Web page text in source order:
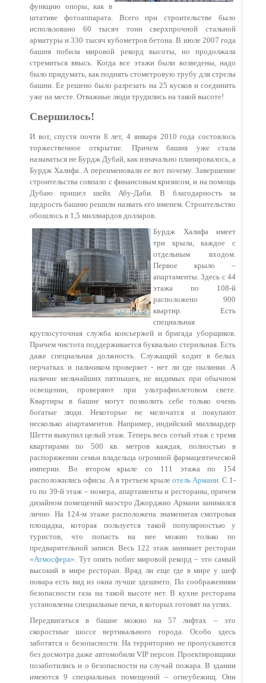
функцию опоры, как в
штативе фотоаппарата. Всего при строительстве было
использовано 60 тысяч тонн сверхпрочной стальной
арматуры и 330 тысяч кубометров бетона. В июле 2007 года
башня побила мировой рекорд высоты, но продолжала
стремиться ввысь. Когда все этажи были возведены, надо
было придумать, как поднять стометровую трубу для стрелы
башни. Ее решено было разрезать на 25 кусков и соединить
уже на месте. Отважные люди трудились на такой высоте!
Свершилось!
И вот, спустя почти 8 лет, 4 января 2010 года состоялось
торжественное открытие. Причем башня уже стала
называться не Бурдж Дубай, как изначально планировалось, а
Бурдж Халифа. А переименовали ее вот почему. Завершение
строительства совпало с финансовым кризисом, и на помощь
Дубаю пришел шейх Абу-Даби. В благодарность за
щедрость башню решили назвать его именем. Строительство
обошлось в 1,5 миллиардов долларов.
Бурдж Халифа имеет
три крыла, каждое с
отдельным входом.
Первое крыло –
апартаменты. Здесь с 44
этажа по 108-й
расположено 900
квартир. Есть
специальная
круглосуточная служба консьержей и бригада уборщиков.
Причем чистота поддерживается буквально стерильная. Есть
даже специальная должность. Служащий ходит в белых
перчатках и пальчиком проверяет - нет ли где пылинки. А
наличие мельчайших пятнышек, не видимых при обычном
освещении, проверяют при ультрафиолетовом свете.
Квартиры в башне могут позволить себе только очень
богатые люди. Некоторые не мелочатся и покупают
несколько апартаментов. Например, индийский миллиардер
Шетти выкупил целый этаж. Теперь весь сотый этаж с тремя
квартирами по 500 кв. метров каждая, полностью в
распоряжении семьи владельца огромной фармацевтической
империи. Во втором крыле со 111 этажа по 154
расположились офисы. А в третьем крыле отель Армани. С 1-
го по 39-й этаж – номера, апартаменты и рестораны, причем
дизайном помещений маэстро Джорджио Армани занимался
лично. На 124-м этаже расположена знаменитая смотровая
площадка, которая пользуется такой популярностью у
туристов, что попасть на нее можно только по
предварительной записи. Весь 122 этаж занимает ресторан
«Атмосфера». Тут опять побит мировой рекорд – это самый
высокий в мире ресторан. Вряд ли еще где в мире у шеф
повара есть вид из окна лучше здешнего. По соображениям
безопасности газа на такой высоте нет. В кухне ресторана
установлены специальные печи, в которых готовят на углях.
Передвигаться в башне можно на 57 лифтах – это
скоростные шоссе вертикального города. Особо здесь
заботятся о безопасности. На территорию не пропускаются
без досмотра даже автомобили VIP персон. Проектировщики
позаботились и о безопасности на случай пожара. В здании
имеются 9 специальных помещений – огнеубежищ. Они